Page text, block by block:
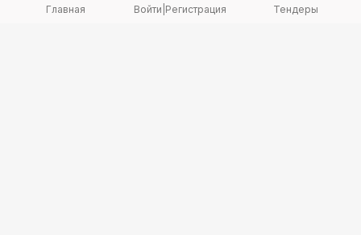
Главная Войти Регистрация Тендеры